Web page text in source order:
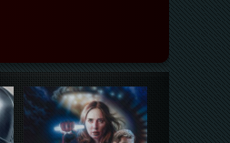
Details,Play